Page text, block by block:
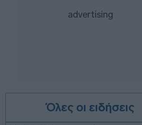
Όλες οι ειδήσεις